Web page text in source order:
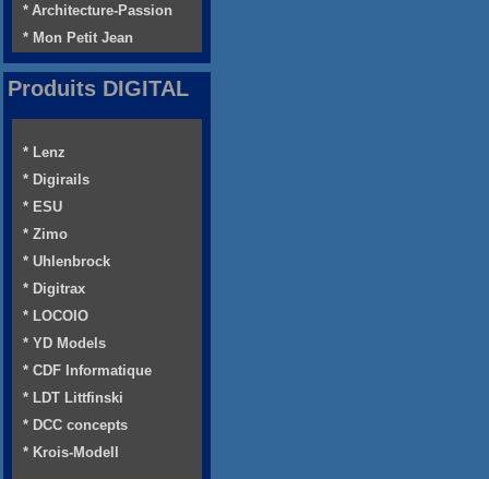
* Architecture-Passion
* Mon Petit Jean
Produits DIGITAL
* Lenz
* Digirails
* ESU
* Zimo
* Uhlenbrock
* Digitrax
* LOCOIO
* YD Models
* CDF Informatique
* LDT Littfinski
* DCC concepts
* Krois-Modell